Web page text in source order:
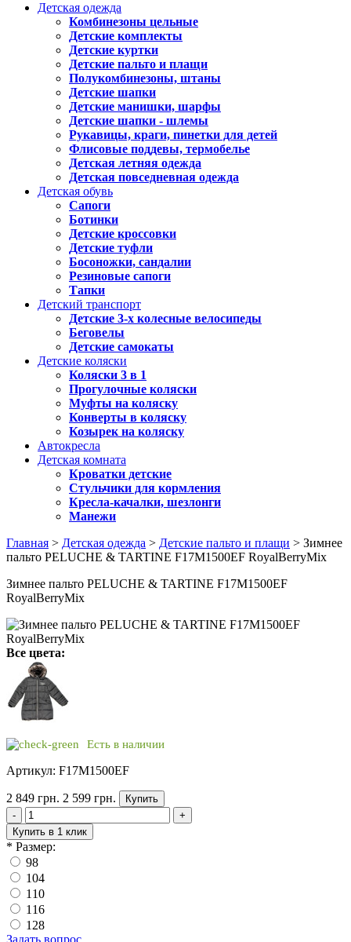
Детская одежда
Комбинезоны цельные
Детские комплекты
Детские куртки
Детские пальто и плащи
Полукомбинезоны, штаны
Детские шапки
Детские манишки, шарфы
Детские шапки - шлемы
Рукавицы, краги, пинетки для детей
Флисовые поддевы, термобелье
Детская летняя одежда
Детская повседневная одежда
Детская обувь
Сапоги
Ботинки
Детские кроссовки
Детские туфли
Босоножки, сандалии
Резиновые сапоги
Тапки
Детский транспорт
Детские 3-х колесные велосипеды
Беговелы
Детские самокаты
Детские коляски
Коляски 3 в 1
Прогулочные коляски
Муфты на коляску
Конверты в коляску
Козырек на коляску
Автокресла
Детская комната
Кроватки детские
Стульчики для кормления
Кресла-качалки, шезлонги
Манежи
Главная > Детская одежда > Детские пальто и плащи > Зимнее
пальто PELUCHE & TARTINE F17M1500EF RoyalBerryMix
Зимнее пальто PELUCHE & TARTINE F17M1500EF
RoyalBerryMix
Все цвета:
Есть в наличии
Артикул: F17M1500EF
2 849 грн. 2 599 грн.
Купить
-
+
Купить в 1 клик
* Размер:
98
104
110
116
128
Задать вопрос